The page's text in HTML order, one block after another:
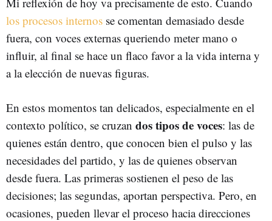
los procesos internos se comentan demasiado desde
fuera, con voces externas queriendo meter mano o
influir, al final se hace un flaco favor a la vida interna y
a la elección de nuevas figuras.
En estos momentos tan delicados, especialmente en el
contexto político, se cruzan dos tipos de voces: las de
quienes están dentro, que conocen bien el pulso y las
necesidades del partido, y las de quienes observan
desde fuera. Las primeras sostienen el peso de las
decisiones; las segundas, aportan perspectiva. Pero, en
ocasiones, pueden llevar el proceso hacia direcciones